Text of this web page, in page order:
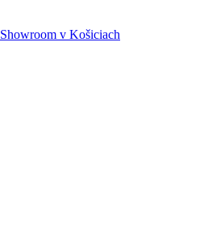
Showroom v Košiciach